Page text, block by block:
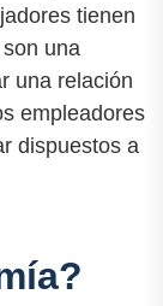
tienen
una
una relación
empleadores
dispuestos a